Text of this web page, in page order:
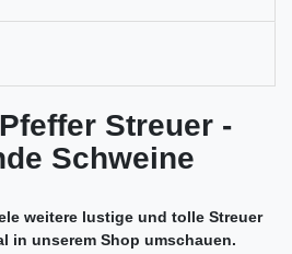
Streuer -
Schweine
weitere lustige und tolle Streuer
in unserem Shop umschauen.